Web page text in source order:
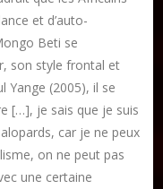
et d’auto-
Beti se
son style frontal et
Yange (2005), il se
[…], je sais que je suis
car je ne peux
on ne peut pas
une certaine